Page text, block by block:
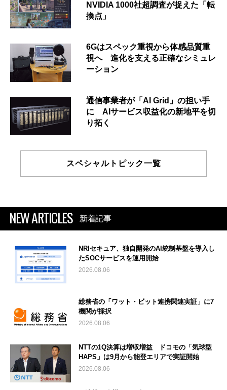
NVIDIA 1000社超調査が捉えた「転
換点」
6Gはスペック重視から体感品質重
視へ 進化を支える正確なシミュレ
ーション
通信事業者が「AI Grid」の担い手
に AIサービス収益化の新地平を切
り拓く
スペシャルトピック一覧
NEW ARTICLES 新着記事
NRIセキュア、独自開発のAI統制基盤を導入し
たSOCサービスを運用開始
2026.08.06
総務省の「ワット・ビット連携関連実証」に7
機関が採択
2026.08.06
NTTの1Q決算は増収増益 ドコモの「気球型
HAPS」は9月から能登エリアで実証開始
2026.08.06